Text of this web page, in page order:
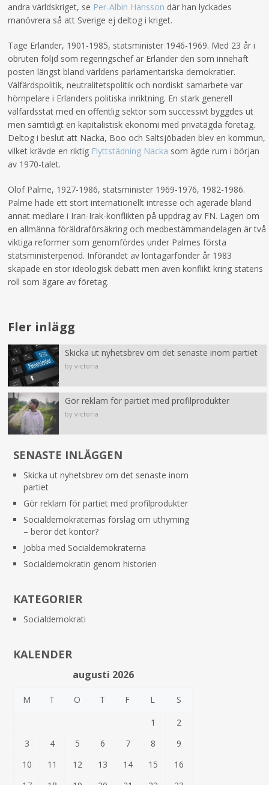
andra världskriget, se Per-Albin Hansson där han lyckades
manövrera så att Sverige ej deltog i kriget.
Tage Erlander, 1901-1985, statsminister 1946-1969. Med 23 år i
obruten följd som regeringschef är Erlander den som innehaft
posten längst bland världens parlamentariska demokratier.
Välfärdspolitik, neutralitetspolitik och nordiskt samarbete var
hörnpelare i Erlanders politiska inriktning. En stark generell
välfärdsstat med en offentlig sektor som successivt byggdes ut
men samtidigt en kapitalistisk ekonomi med privatägda företag.
Deltog i beslut att Nacka, Boo och Saltsjöbaden blev en kommun,
vilket krävde en riktig Flyttstädning Nacka som ägde rum i början
av 1970-talet.
Olof Palme, 1927-1986, statsminister 1969-1976, 1982-1986.
Palme hade ett stort internationellt intresse och agerade bland
annat medlare i Iran-Irak-konflikten på uppdrag av FN. Lagen om
en allmänna föräldraförsäkring och medbestämmandelagen är två
viktiga reformer som genomfördes under Palmes första
statsministerperiod. Införandet av löntagarfonder år 1983
skapade en stor ideologisk debatt men även konflikt kring statens
roll som ägare av företag.
Fler inlägg
Skicka ut nyhetsbrev om det senaste inom partiet
by victoria
Gör reklam för partiet med profilprodukter
by victoria
SENASTE INLÄGGEN
Skicka ut nyhetsbrev om det senaste inom
partiet
Gör reklam för partiet med profilprodukter
Socialdemokraternas förslag om uthyrning
– berör det kontor?
Jobba med Socialdemokraterna
Socialdemokratin genom historien
KATEGORIER
Socialdemokrati
KALENDER
augusti 2026
M T O T F L
S
1
2
3
4 5 6 7 8
9
10
11 12 13 14 15
16